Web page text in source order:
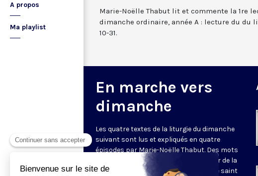
A propos
Ma playlist
Marie-Noëlle Thabut lit et commente la 1re
dimanche ordinaire, année A : lecture du du
10-31.
En marche vers
dimanche
Les quatre textes de la liturgie du dimanche
suivant sont lus et expliqués en quatre
épisodes par Marie-Noëlle Thabut. Des mots
simples et lumineux pour aller au cœur de la
Révélation biblique, entrer dans ce que saint